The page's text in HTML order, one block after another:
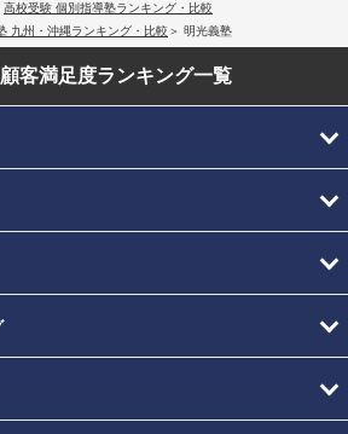
高校受験 個別指導塾ランキング・比較
九州・沖縄ランキング・比較
明光義塾
客満足度ランキング一覧